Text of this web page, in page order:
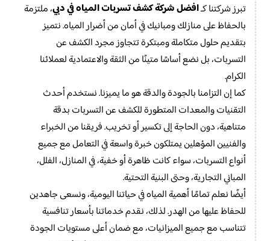
تبرز شركتنا كـافضل شركة كشف تسربات المياه في دبي، ملتزمة
بالحفاظ على منازلك ومبانيك في أمان من أضرار المياه. نتميز
بتقديم حلول متكاملة ومبتكرة تتجاوز مجرد الكشف عن
التسربات، بل نضع أساسًا متينًا من الثقة والاعتمادية لعملائنا
الكرام.
كما إن التزامنا بالجودة والدقة هو ما يميزنا. نستخدم أحدث
التقنيات والمعدات المتطورة للكشف عن التسربات بدقة
متناهية، دون الحاجة إلى تكسير أو تخريب. فريقنا من الخبراء
والفنيين المؤهلين يمتلكون خبرة واسعة في التعامل مع جميع
أنواع التسربات، سواء كانت ظاهرة أو خفية، في المنازل، الفلل،
المباني التجارية، وحتى البنية التحتية.
أيضًا نعلم تمامًا أهمية المياه في حياتنا اليومية، ونسعى جاهدين
للحفاظ عليها من الهدر. لذلك، نقدم خدماتنا بأسعار تنافسية
تتناسب مع جميع الميزانيات، مع ضمان أعلى مستويات الجودة